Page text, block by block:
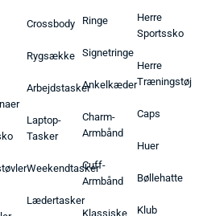
Crossbody
Rygsække
Arbejdstasker
Laptop-
Tasker
Weekendtasker
Lædertasker
Ringe
Signetringe
Ankelkæder
Charm-
Armbånd
Cuff-
Armbånd
Klassiske
Herre
Sportssko
Herre
Træningstøj
Caps
Huer
Bøllehatte
Klub